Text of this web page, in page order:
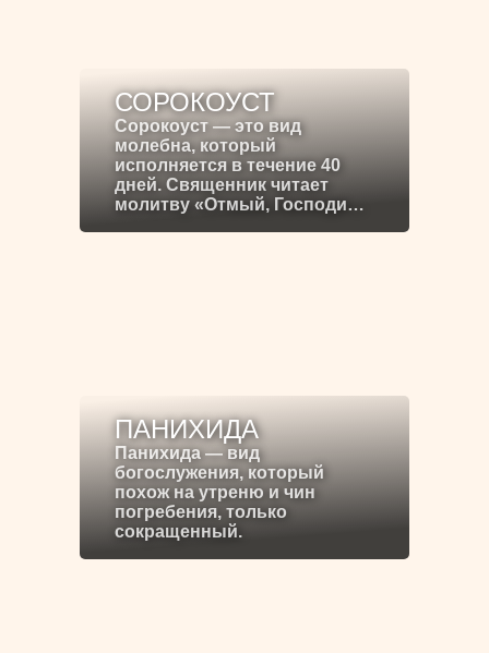
СОРОКОУСТ
Сорокоуст — это вид
молебна, который
исполняется в течение 40
дней. Священник читает
молитву «Отмый, Господи…
ПАНИХИДА
Панихида — вид
богослужения, который
похож на утреню и чин
погребения, только
сокращенный.